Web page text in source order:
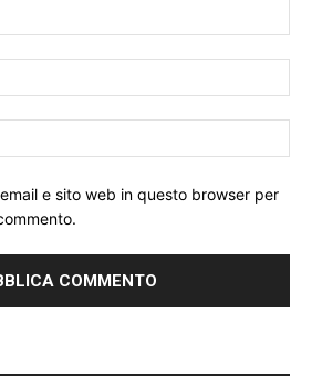
e sito web in questo browser per